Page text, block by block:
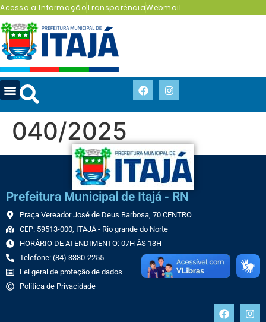
Acesso a InformaçãoTransparênciaWebmail
040/2025
Prefeitura Municipal de Itajá - RN
Praça Vereador José de Deus Barbosa, 70 CENTRO
CEP: 59513-000, ITAJÁ - Rio grande do Norte
HORÁRIO DE ATENDIMENTO: 07H ÀS 13H
Telefone: (84) 3330-2255
Lei geral de proteção de dados
Política de Privacidade